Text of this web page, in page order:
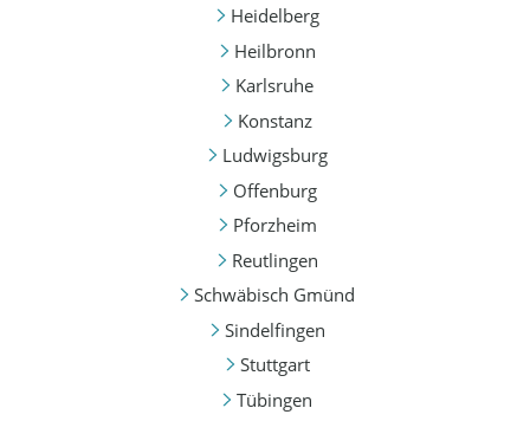
Heidelberg
Heilbronn
Karlsruhe
Konstanz
Ludwigsburg
Offenburg
Pforzheim
Reutlingen
Schwäbisch Gmünd
Sindelfingen
Stuttgart
Tübingen